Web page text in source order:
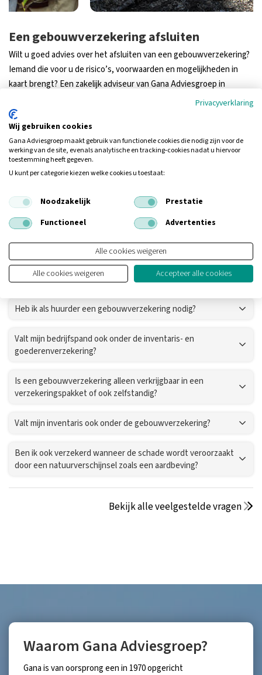
Een gebouwverzekering afsluiten
Wilt u goed advies over het afsluiten van een gebouwverzekering?
Iemand die voor u de risico’s, voorwaarden en mogelijkheden in
kaart brengt? Een zakelijk adviseur van Gana Adviesgroep in
Nijmegen staat voor u klaar. Neem vandaag nog contact op.
De voordelen van een gebouwverzekering
Veelgestelde vragen
Gebouwverzekering
Heb ik als huurder een gebouwverzekering nodig?
Valt mijn bedrijfspand ook onder de inventaris- en
goederenverzekering?
Is een gebouwverzekering alleen verkrijgbaar in een
verzekeringspakket of ook zelfstandig?
Valt mijn inventaris ook onder de gebouwverzekering?
Ben ik ook verzekerd wanneer de schade wordt veroorzaakt
door een natuurverschijnsel zoals een aardbeving?
Bekijk alle veelgestelde vragen
Waarom Gana Adviesgroep?
Gana is van oorsprong een in 1970 opgericht
Privacyverklaring
Wij gebruiken cookies
Gana Adviesgroep maakt gebruik van functionele cookies die nodig zijn voor de
werking van de site, evenals analytische en tracking‑cookies nadat u hiervoor
toestemming heeft gegeven.
U kunt per categorie kiezen welke cookies u toestaat:
Noodzakelijk
Prestatie
Functioneel
Advertenties
Alle cookies weigeren
Alle cookies weigeren
Accepteer alle cookies